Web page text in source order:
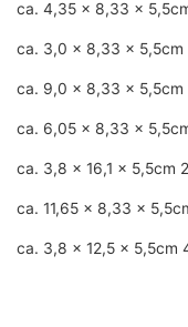
ca. 4,35 x 8,33 x
ca. 3,0 x 8,33 x 5,5cm
ca. 9,0 x 8,33 x 5,5cm
ca. 6,05 x 8,33 x
ca. 3,8 x 16,1 x 5,5cm
ca. 11,65 x 8,33 x
ca. 3,8 x 12,5 x 5,5cm